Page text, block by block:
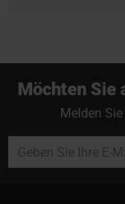
Möchten Sie
Melden